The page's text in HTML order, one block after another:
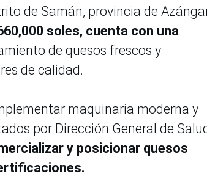
de Samán, provincia de
soles, cuenta con una
de quesos frescos y
de calidad.
maquinaria moderna y
por Dirección General de
y posicionar quesos